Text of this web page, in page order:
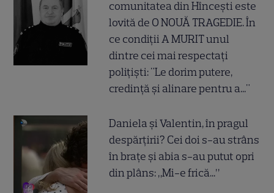
comunitatea din Hîncești este
lovită de O NOUĂ TRAGEDIE. În
ce condiții A MURIT unul
dintre cei mai respectați
polițiști: "Le dorim putere,
credință și alinare pentru a..."
Daniela și Valentin, în pragul
despărțirii? Cei doi s-au strâns
în brațe și abia s-au putut opri
din plâns: „Mi-e frică...”